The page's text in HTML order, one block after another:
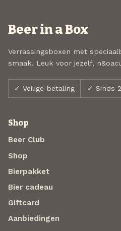
Beer in a Box
Verrassingsboxen met
smaak. Leuk voor jezelf,
✓ Veilige betaling ✓ Sinds
Shop
Beer Club
Shop
Bierpakket
Bier cadeau
Giftcard
Aanbiedingen